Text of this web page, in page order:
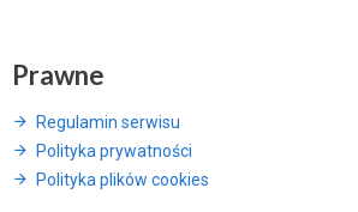
Prawne
Regulamin serwisu
Polityka prywatności
Polityka plików cookies